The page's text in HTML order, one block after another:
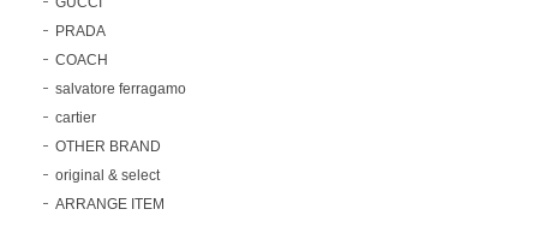
PRADA
COACH
salvatore ferragamo
cartier
OTHER BRAND
original & select
ARRANGE ITEM